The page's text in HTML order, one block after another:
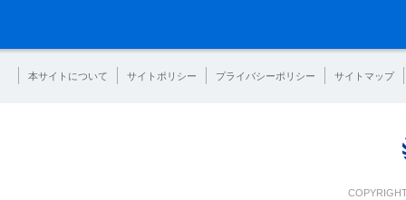
本サイトについて サイトポリシー プライバシーポリシー サイトマップ